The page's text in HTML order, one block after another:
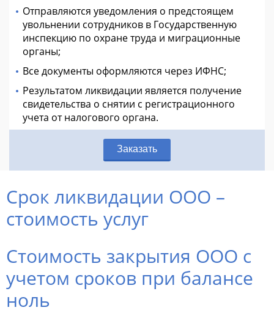
Отправляются уведомления о предстоящем
увольнении сотрудников в Государственную
инспекцию по охране труда и миграционные
органы;
Все документы оформляются через ИФНС;
Результатом ликвидации является получение
свидетельства о снятии с регистрационного
учета от налогового органа.
Заказать
Срок ликвидации ООО –
стоимость услуг
Стоимость закрытия ООО с
учетом сроков при балансе
ноль